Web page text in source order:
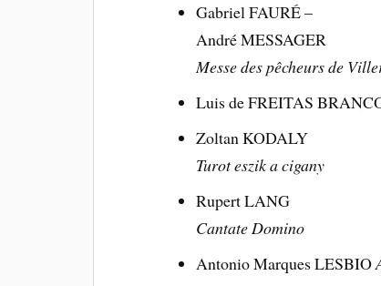
Gabriel FAURÉ –
André MESSAGER
Messe des pêcheurs de
Luis de FREITAS
Zoltan KODALY
Turot eszik a cigany
Rupert LANG
Cantate Domino
Antonio Marques LESBIO